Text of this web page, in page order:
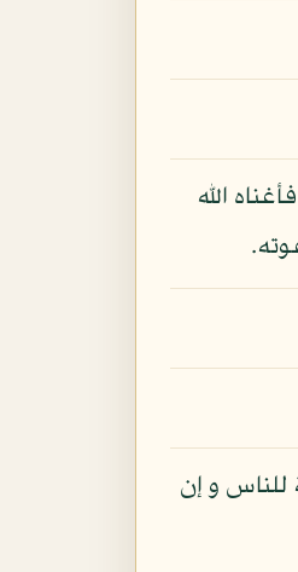
الله
للناس و إن